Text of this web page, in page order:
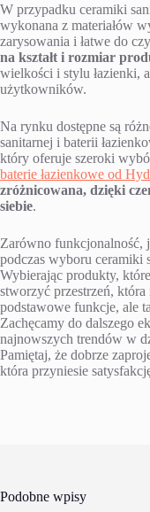
W przypadku ceramiki
wykonana z materiałów
zarysowania i łatwe do
na kształt i rozmiar
wielkości i stylu łazienki,
użytkowników.
Na rynku dostępne są
sanitarnej i baterii
który oferuje szeroki
baterie łazienkowe od
zróżnicowana, dzięki
siebie.
Zarówno funkcjonalność,
podczas wyboru ceramiki
Wybierając produkty,
stworzyć przestrzeń,
podstawowe funkcje, ale
Zachęcamy do dalszego
najnowszych trendów w
Pamiętaj, że dobrze
która przyniesie
Podobne wpisy